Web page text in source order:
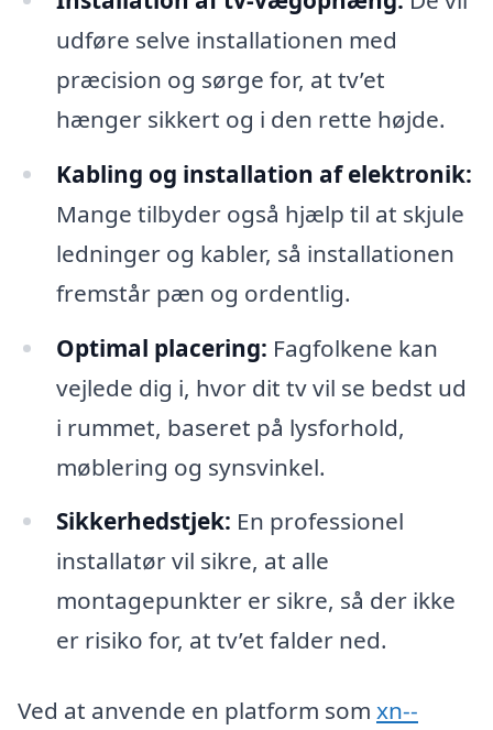
udføre selve installationen med
præcision og sørge for, at tv’et
hænger sikkert og i den rette højde.
Kabling og installation af elektronik:
Mange tilbyder også hjælp til at skjule
ledninger og kabler, så installationen
fremstår pæn og ordentlig.
Optimal placering: Fagfolkene kan
vejlede dig i, hvor dit tv vil se bedst ud
i rummet, baseret på lysforhold,
møblering og synsvinkel.
Sikkerhedstjek: En professionel
installatør vil sikre, at alle
montagepunkter er sikre, så der ikke
er risiko for, at tv’et falder ned.
Ved at anvende en platform som xn--